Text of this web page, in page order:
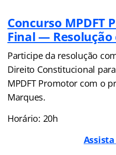
Concurso MPDFT
Final — Resolução
Participe da resolução
Direito Constitucional
MPDFT Promotor com o
Marques.
Horário: 20h